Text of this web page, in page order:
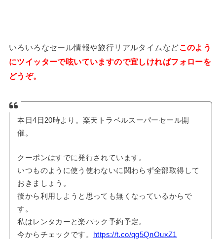
いろいろなセール情報や旅行リアルタイムなどこのよう
にツイッターで呟いていますので宜しければフォローを
どうぞ。
本日4日20時より。楽天トラベルスーパーセール開
催。
クーポンはすでに発行されています。
いつものように使う使わないに関わらず全部取得して
おきましょう。
後から利用しようと思っても無くなっているからで
す。
私はレンタカーと楽パック予約予定。
今からチェックです。 https://t.co/qg5QnOuxZ1